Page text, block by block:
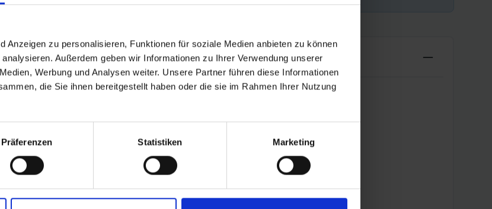
Anzeigen zu personalisieren, Funktionen für soziale Medien anbieten zu können
Außerdem geben wir Informationen zu Ihrer Verwendung unserer
Werbung und Analysen weiter. Unsere Partner führen diese Informationen
die Sie ihnen bereitgestellt haben oder die sie im Rahmen Ihrer Nutzung
Präferenzen Statistiken Marketing
zu jeder Jahreszeit
Sicherheit im Straßenverkehr